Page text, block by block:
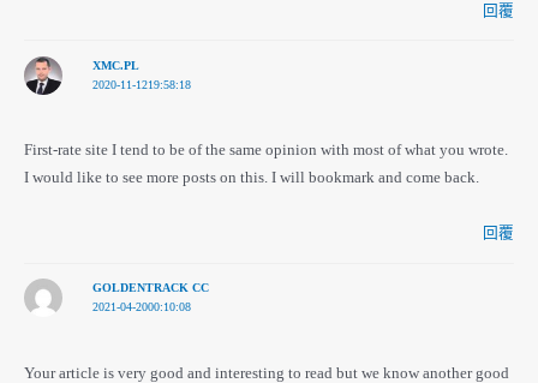
回覆
XMC.PL
2020-11-1219:58:18
First-rate site I tend to be of the same opinion with most of what you wrote.
I would like to see more posts on this. I will bookmark and come back.
回覆
GOLDENTRACK CC
2021-04-2000:10:08
Your article is very good and interesting to read but we know another good